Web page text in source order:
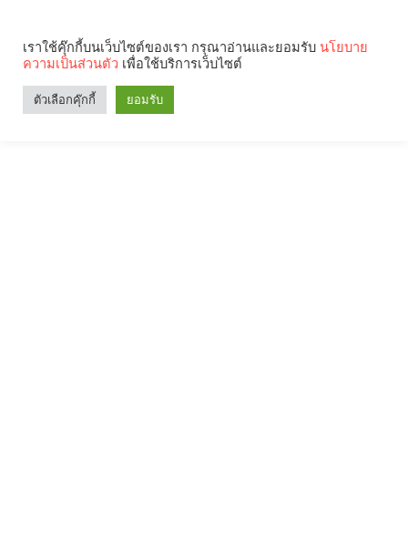
เราใช้คุ๊กกี้บนเว็บไซต์ของเรา กรุณาอ่านและยอมรับ นโยบาย
ความเป็นส่วนตัว เพื่อใช้บริการเว็บไซต์
ตัวเลือกคุ๊กกี้ ยอมรับ